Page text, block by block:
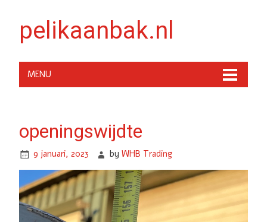
pelikaanbak.nl
MENU
openingswijdte
9 januari, 2023 byWHB Trading